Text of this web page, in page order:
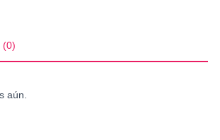
(0)
aún.